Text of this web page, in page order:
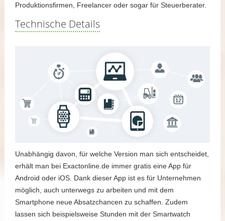
Produktionsfirmen, Freelancer oder sogar für Steuerberater.
Technische Details
Unabhängig davon, für welche Version man sich entscheidet,
erhält man bei Exactonline.de immer gratis eine App für
Android oder iOS. Dank dieser App ist es für Unternehmen
möglich, auch unterwegs zu arbeiten und mit dem
Smartphone neue Absatzchancen zu schaffen. Zudem
lassen sich beispielsweise Stunden mit der Smartwatch